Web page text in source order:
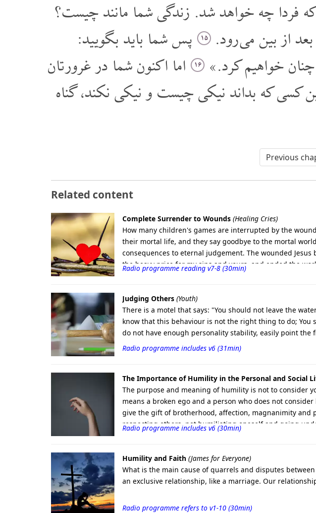
که فردا چه خواهد شد. زندگی شما مانند چیست؟
از بین می رود.
۱۵
پس شما باید بگویید:
خواهیم کرد.»
۱۶
اما اکنون شما در غرور تان
این کسی که بداند نیکی چیست و نیکی نکند، گناه
Previous
Related content
Complete Surrender to Wounds (Healing Cries)
How many children's games are interrupted by the
their mortal life, and they say goodbye to the mortal
consequences to eternal judgement. The wounded
the heavy price for my sins and yours, and ended the
praise and blessing to God's chosen people and said.
God and have not read the Bible are wounded people
revelation that helps us to be reconciled to God and be
"The Son of Sorrow." But Jacob named him Benjamin,
God the Father. Jesus is waiting for you to heal your
Radio programme reading v7-8 (30min)
Judging Others (Youth)
There is a motel that says: "You should not leave the
know that this behaviour is not the right thing to do; You
do not have enough personality stability, easily point
Radio programme includes v6 (31min)
The Importance of Humility in the Personal and Social
The purpose and meaning of humility is not to consider
means a broken ego and a person who does not
give the gift of brotherhood, affection, magnanimity
respecting others, not humiliating oneself and going
Radio programme includes v6 (30min)
Humility and Faith (James for Everyone)
What is the main cause of quarrels and disputes
an exclusive relationship, like a marriage. Our
Radio programme refers to v1-10 (30min)